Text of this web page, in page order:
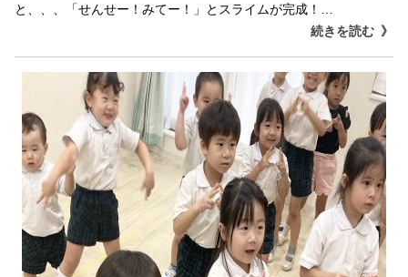
と、、、「せんせー！みてー！」とスライムが完成！…
続きを読む